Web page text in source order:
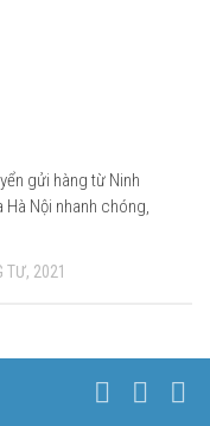
gửi hàng từ Ninh
Hà Nội nhanh chóng,
TƯ, 2021